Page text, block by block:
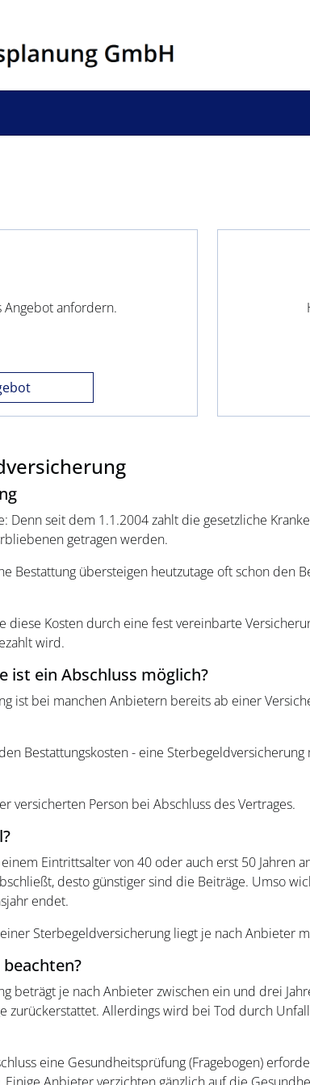
anfordern.
Denn seit dem 1.1.2004 zahlt die gesetzliche
getragen werden.
Bestattung übersteigen heutzutage oft schon den
Kosten durch eine fest vereinbarte
wird.
ist ein Abschluss möglich?
ist bei manchen Anbietern bereits ab einer
Bestattungskosten - eine
versicherten Person bei Abschluss des Vertrages.
Eintrittsalter von 40 oder auch erst 50 Jahren
desto günstiger sind die Beiträge. Umso
endet.
Sterbegeldversicherung liegt je nach Anbieter
beträgt je nach Anbieter zwischen ein und drei
zurückerstattet. Allerdings wird bei Tod durch
eine Gesundheitsprüfung (Fragebogen)